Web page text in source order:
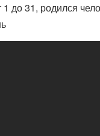
1 до 31, родился